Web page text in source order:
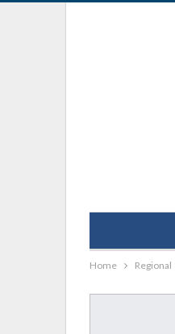
Home Regional